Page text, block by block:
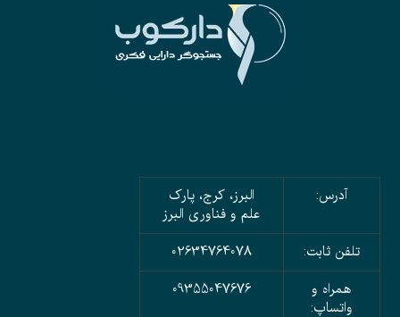
آدرس:
البرز، کرج، پارک
علم و فناوری البرز
تلفن ثابت:
02634764078
همراه و
واتساپ:
09355047676